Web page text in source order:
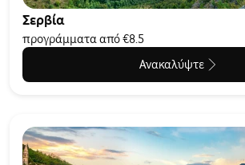
Σερβία
προγράμματα από €8.5
Ανακαλύψτε